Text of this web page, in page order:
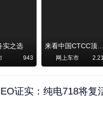
实之选
943 网上车市
证实：纯电718将复